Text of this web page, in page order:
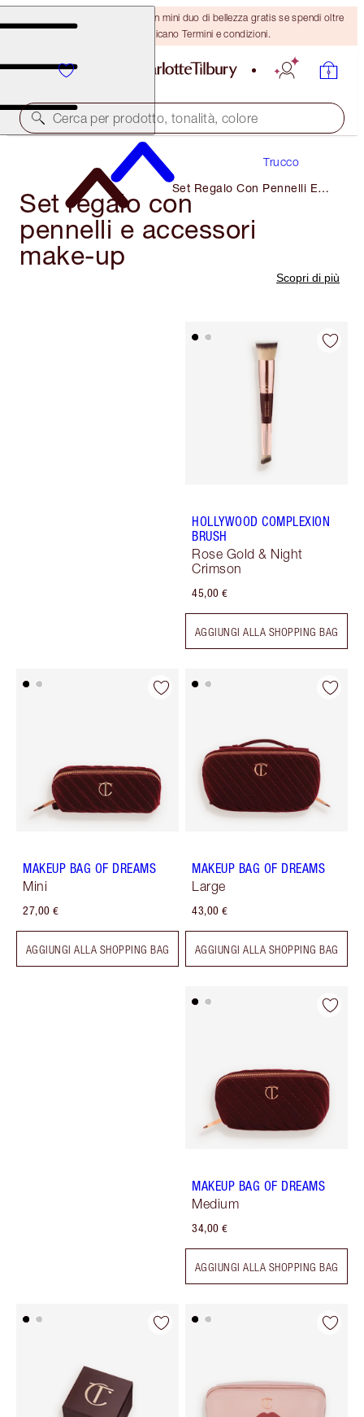
ULTIMA OCCASIONE! Ricevi un mini duo di bellezza gratis se spendi oltre
110 €! Si applicano Termini e condizioni.
Cerca per prodotto, tonalità, colore
Trucco
Set Regalo Con Pennelli E
Accessori Make-Up
Set regalo con
pennelli e accessori
make-up
Scopri di più
HOLLYWOOD COMPLEXION
BRUSH
Rose Gold & Night
Crimson
45,00 €
AGGIUNGI ALLA SHOPPING BAG
MAKEUP BAG OF DREAMS
Mini
27,00 €
AGGIUNGI ALLA SHOPPING BAG
MAKEUP BAG OF DREAMS
Large
43,00 €
AGGIUNGI ALLA SHOPPING BAG
MAKEUP BAG OF DREAMS
Medium
34,00 €
AGGIUNGI ALLA SHOPPING BAG